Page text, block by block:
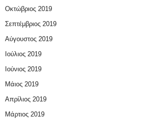
Οκτώβριος 2019
Σεπτέμβριος 2019
Αύγουστος 2019
Ιούλιος 2019
Ιούνιος 2019
Μάιος 2019
Απρίλιος 2019
Μάρτιος 2019